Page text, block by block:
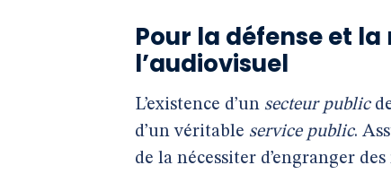
Pour la défense et
l’audiovisuel
L’existence d’un secteur public
d’un véritable service public.
de la nécessiter d’engranger